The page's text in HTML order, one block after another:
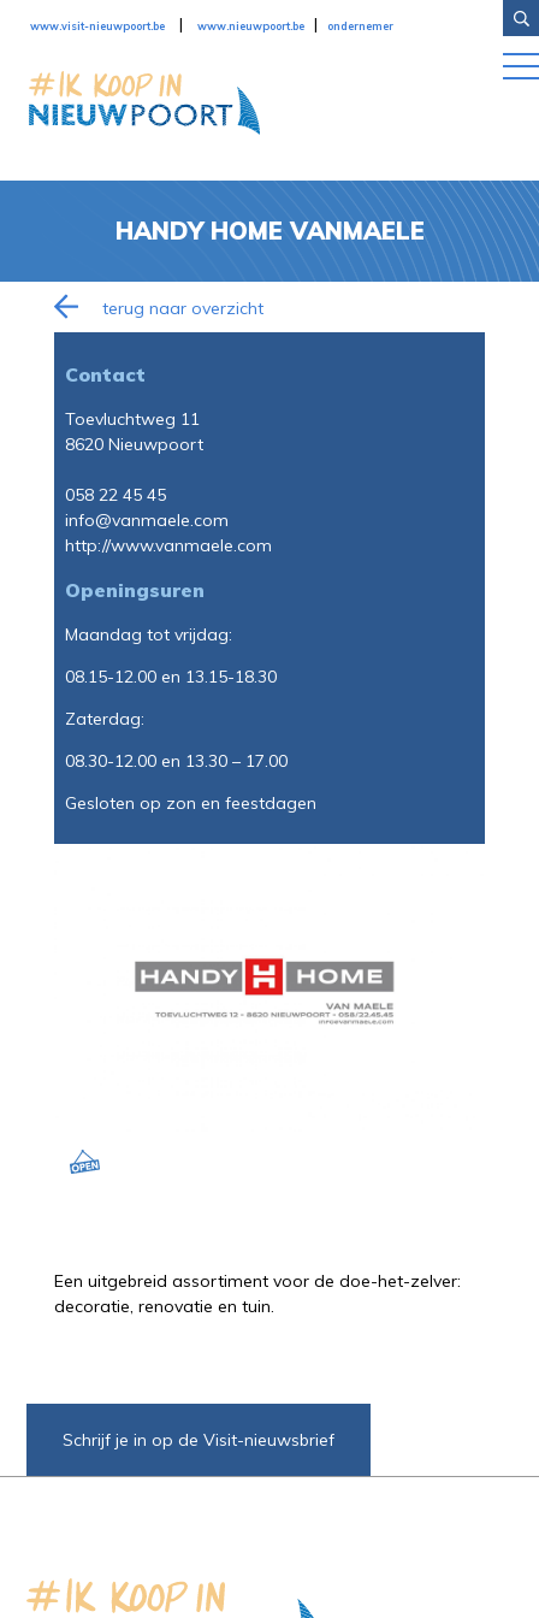
www.visit-nieuwpoort.be | www.nieuwpoort.be | ondernemer
HANDY HOME VANMAELE
terug naar overzicht
Contact
Toevluchtweg 11
8620 Nieuwpoort
058 22 45 45
info@vanmaele.com
http://www.vanmaele.com
Openingsuren
Maandag tot vrijdag:
08.15-12.00 en 13.15-18.30
Zaterdag:
08.30-12.00 en 13.30 – 17.00
Gesloten op zon en feestdagen
Een uitgebreid assortiment voor de doe-het-zelver:
decoratie, renovatie en tuin.
Schrijf je in op de Visit-nieuwsbrief